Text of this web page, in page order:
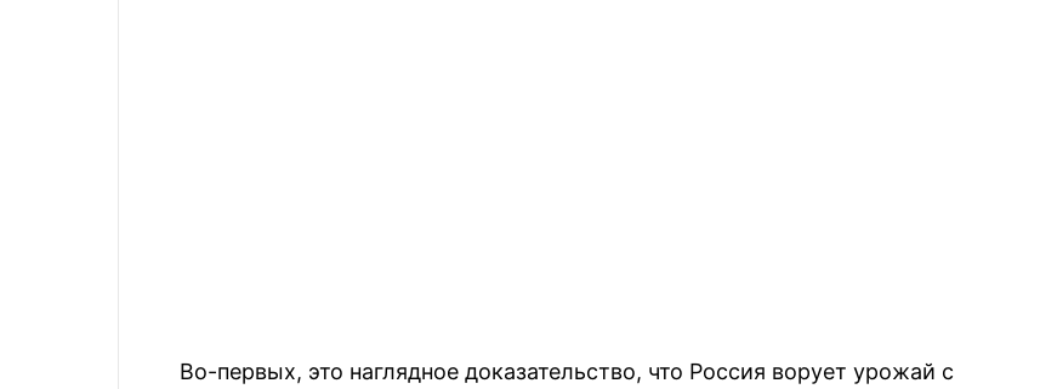
Во-первых, это наглядное доказательство, что Россия ворует урожай с